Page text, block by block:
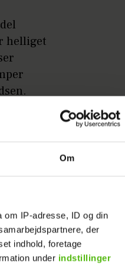
Om
om IP-adresse, ID og din
der
indhold, foretage
under indstillinger
helliget